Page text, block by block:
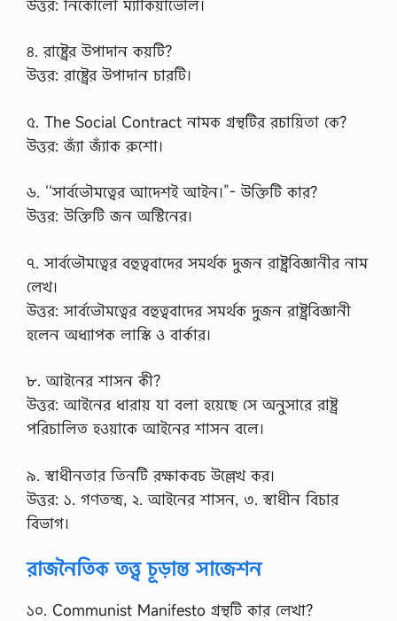
উত্তর: নিকোলো ম্যাকিয়াভেলি।
৪. রাষ্ট্রের উপাদান কয়টি?
উত্তর: রাষ্ট্রের উপাদান চারটি।
৫. The Social Contract নামক গ্রন্থটির রচায়িতা কে?
উত্তর: জ্যাঁ জ্যাঁক রুশো।
৬. ‘‘সার্বভৌমত্বের আদেশই আইন।”- উক্তিটি কার?
উত্তর: উক্তিটি জন অস্টিনের।
৭. সার্বভৌমত্বের বহুত্ববাদের সমর্থক দুজন রাষ্ট্রবিজ্ঞানীর নাম
লেখ।
উত্তর: সার্বভৌমত্বের বহুত্ববাদের সমর্থক দুজন রাষ্ট্রবিজ্ঞানী
হলেন অধ্যাপক লাস্কি ও বার্কার।
৮. আইনের শাসন কী?
উত্তর: আইনের ধারায় যা বলা হয়েছে সে অনুসারে রাষ্ট্র
পরিচালিত হওয়াকে আইনের শাসন বলে।
৯. স্বাধীনতার তিনটি রক্ষাকবচ উল্লেখ কর।
উত্তর: ১. গণতন্ত্র, ২. আইনের শাসন, ৩. স্বাধীন বিচার
বিভাগ।
রাজনৈতিক তত্ত্ব চূড়ান্ত সাজেশন
১০. Communist Manifesto গ্রন্থটি কার লেখা?